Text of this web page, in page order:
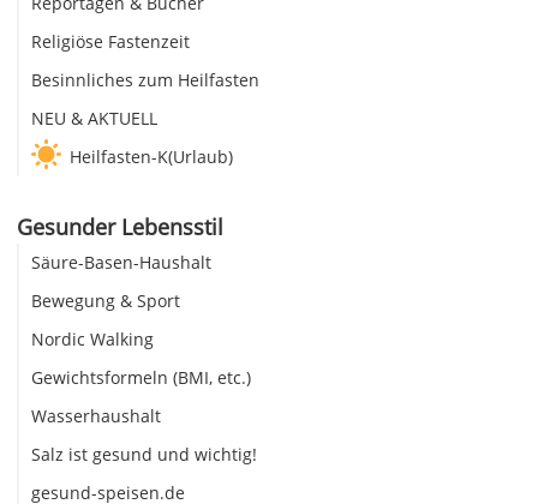
Religiöse Fastenzeit
Besinnliches zum Heilfasten
NEU & AKTUELL
Heilfasten-K(Urlaub)
Gesunder Lebensstil
Säure-Basen-Haushalt
Bewegung & Sport
Nordic Walking
Gewichtsformeln (BMI, etc.)
Wasserhaushalt
Salz ist gesund und wichtig!
gesund-speisen.de